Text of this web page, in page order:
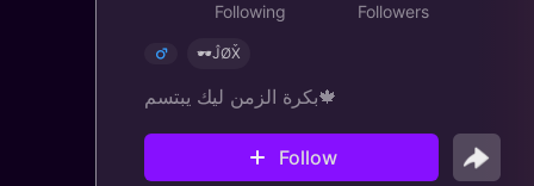
Following Followers
🕶ĴØX̌
بكرة الزمن ليك يبتسم🍁
Follow